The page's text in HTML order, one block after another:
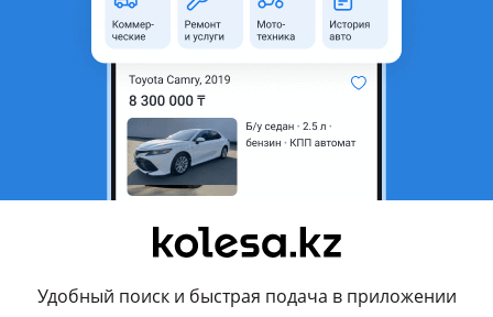
Удобный поиск и быстрая подача в приложении
Рассчитать Кредит
область
Кроссовер
Объем двигателя, л
1.6 (бензин)
Пробег
60 000 км